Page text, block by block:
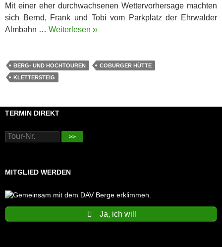
Mit einer eher durchwachsenen Wettervorhersage machten
sich Bernd, Frank und Tobi vom Parkplatz der Ehrwalder
Almbahn … Weiterlesen ››
BERG- UND HOCHTOUREN
COBURGER HÜTTE
KLETTERSTEIG
TERMIN DIREKT
>>
MITGLIED WERDEN
Ja, ich will